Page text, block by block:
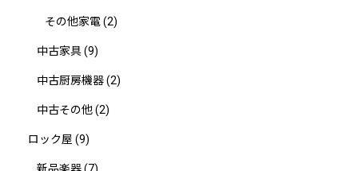
その他家電(2)
中古家具(9)
中古厨房機器(2)
中古その他(2)
ロック屋 (9)